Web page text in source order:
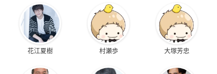
花江夏樹 村瀬歩 大塚芳忠